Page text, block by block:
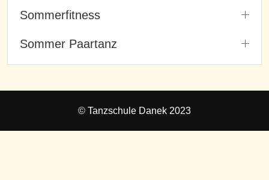
Sommerfitness
Sommer Paartanz
© Tanzschule Danek 2023